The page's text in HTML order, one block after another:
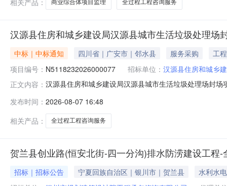
商业综合体项目监理 全过程工程咨询服务
汉源县住房和城乡建设局汉源县城市生活垃圾处理
中标｜中标通知 四川省｜广安市｜邻水县 服务采购
工程
项目编号： N5118232026000077 招标单位： 汉源县住房和城乡
正文内容： 汉源县住房和城乡建设局汉源县城市生活垃圾处理场封
9号豪盛大厦A座10604室504,400.00元92.50四、主要标
编号品
发布时间： 2026-08-07 16:48
相关产品：
全过程工程咨询服务
贺兰县创业路(恒安北街-四一分沟)排水防涝建设工程
招标｜招标公告 宁夏回族自治区｜银川市｜贺兰县
水利水电